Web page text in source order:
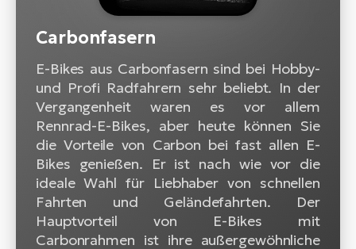
Carbonfasern
E-Bikes aus Carbonfasern sind bei Hobby-
und Profi Radfahrern sehr beliebt. In der
Vergangenheit waren es vor allem
Rennrad-E-Bikes, aber heute können Sie
die Vorteile von Carbon bei fast allen E-
Bikes genießen. Er ist nach wie vor die
ideale Wahl für Liebhaber von schnellen
Fahrten und Geländefahrten. Der
Hauptvorteil von E-Bikes mit
Carbonrahmen ist ihre außergewöhnliche